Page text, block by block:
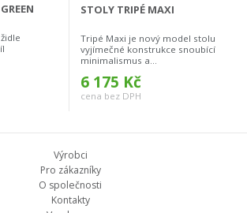
STOLY TRIPÉ MAXI
Tripé Maxi je nový model stolu
vyjímečné konstrukce snoubící
minimalismus a...
6 175 Kč
cena bez DPH
Výrobci
Pro zákazníky
O společnosti
Kontakty